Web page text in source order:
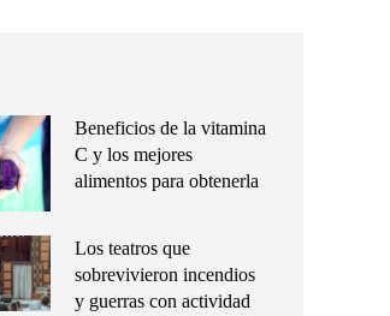
Beneficios de la vitamina
C y los mejores
alimentos para obtenerla
Los teatros que
sobrevivieron incendios
y guerras con actividad